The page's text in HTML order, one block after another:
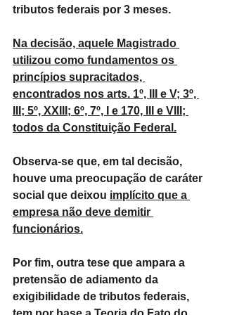
tributos federais por 3 meses.
Na decisão, aquele Magistrado
utilizou como fundamentos os
princípios supracitados,
encontrados nos arts. 1º, III e V; 3º,
III; 5º, XXIII; 6º, 7º, I e 170, III e VIII;
todos da Constituição Federal.
Observa-se que, em tal decisão,
houve uma preocupação de caráter
social que deixou implícito que a
empresa não deve demitir
funcionários.
Por fim, outra tese que ampara a
pretensão de adiamento da
exigibilidade de tributos federais,